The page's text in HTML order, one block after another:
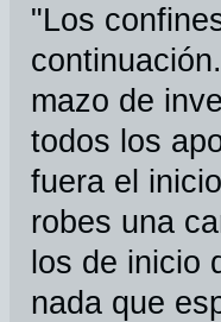
"Los
mazo de
todos los
fuera el
robes una
los de inicio
nada que